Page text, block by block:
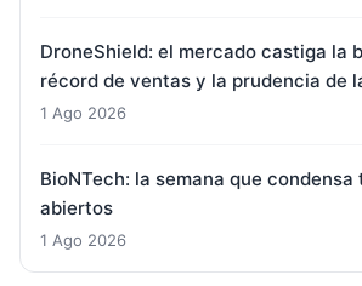
DroneShield: el mercado castiga la
récord de ventas y la prudencia de
1 Ago 2026
BioNTech: la semana que
abiertos
1 Ago 2026